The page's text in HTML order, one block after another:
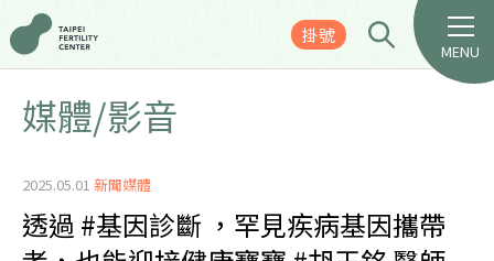
掛號
MENU
媒體/影音
2025.05.01 新聞媒體
透過 #基因診斷 ，罕見疾病基因攜帶